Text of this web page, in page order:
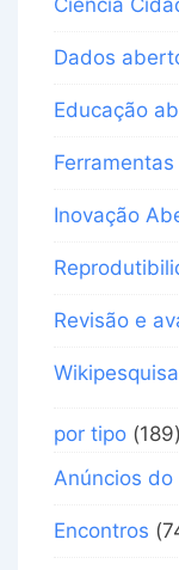
Ciência
Dados
Educação
Inovação
Revisão e
por tipo (189)
Anúncios do
Encontros